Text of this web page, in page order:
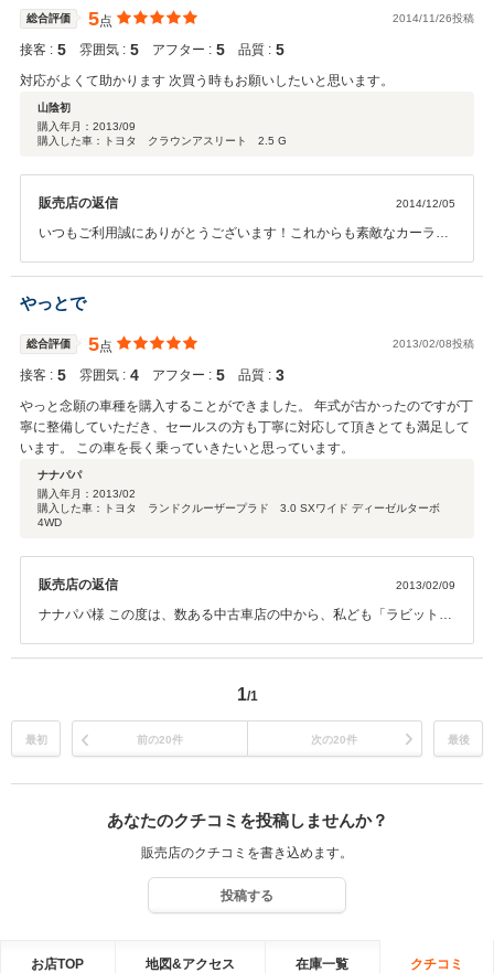
たいと思いますので、よろしくお願い致します。 ご納車までまだ少し
お時間がかかってしまいますが、何卒ご理解の程お願い申し上げま
す。
総合評価 5点 2014/11/26投稿
接客 : 5 雰囲気 : 5 アフター : 5 品質 : 5
対応がよくて助かります 次買う時もお願いしたいと思います。
山陰初
購入年月： 2013/09
購入した車：トヨタ クラウンアスリート 2.5 G
販売店の返信 2014/12/05
いつもご利用誠にありがとうございます！これからも素敵なカーライ
やっとで
総合評価 5点 2013/02/08投稿
接客 : 5 雰囲気 : 4 アフター : 5 品質 : 3
やっと念願の車種を購入することができました。 年式が古かったのですが丁
寧に整備していただき、セールスの方も丁寧に対応して頂きとても満足して
います。 この車を長く乗っていきたいと思っています。
ナナパパ
購入年月： 2013/02
購入した車：トヨタ ランドクルーザープラド 3.0 SXワイド ディーゼルターボ
4WD
販売店の返信 2013/02/09
ナナパパ様 この度は、数ある中古車店の中から、私ども「ラビット松
しい評価を頂き、セールス サービス共に大変嬉しく思っておりま
に、アフターサービスなど努力して参ります。 また何かございました
らお気軽にお問い合わせくださいませ。
1/1
最初 前の20件 次の20件 最後
あなたのクチコミを投稿しませんか？
販売店のクチコミを書き込めます。
投稿する
お店TOP 地図&アクセス 在庫一覧 クチコミ